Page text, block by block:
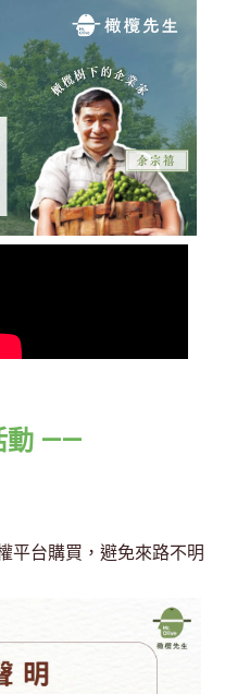
動 ——
平台購買，避免來路不明